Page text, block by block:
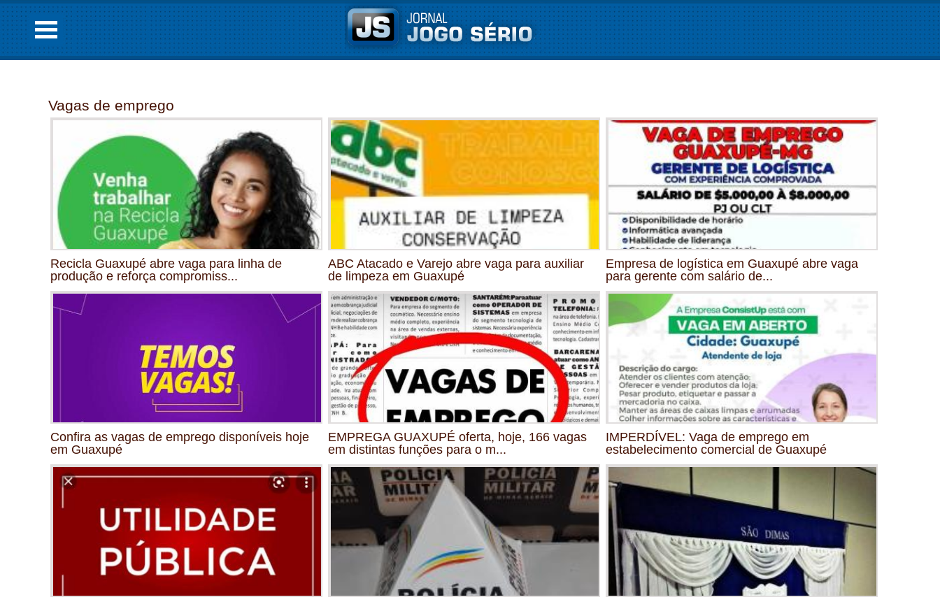
Vagas de emprego
Recicla Guaxupé abre vaga para linha de
produção e reforça compromiss...
ABC Atacado e Varejo abre vaga para auxiliar
de limpeza em Guaxupé
Empresa de logística em Guaxupé abre vaga
para gerente com salário de...
Confira as vagas de emprego disponíveis hoje
em Guaxupé
EMPREGA GUAXUPÉ oferta, hoje, 166 vagas
em distintas funções para o m...
IMPERDÍVEL: Vaga de emprego em
estabelecimento comercial de Guaxupé